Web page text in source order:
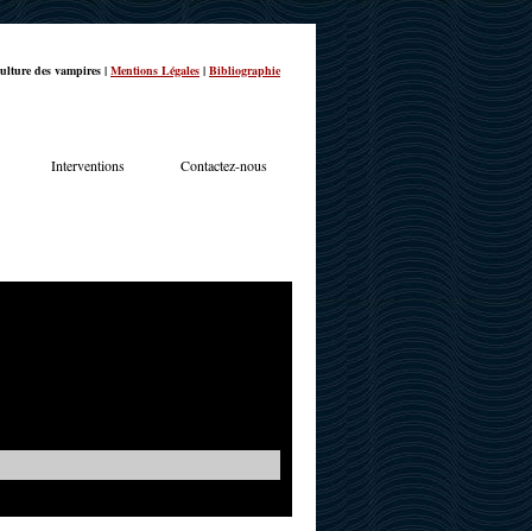
des vampires | Mentions Légales | Bibliographie
Interventions Contactez-nous